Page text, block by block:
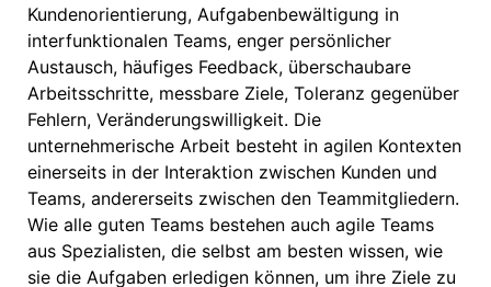
Kundenorientierung, Aufgabenbewältigung in
interfunktionalen Teams, enger persönlicher
Austausch, häufiges Feedback, überschaubare
Arbeitsschritte, messbare Ziele, Toleranz gegenüber
Fehlern, Veränderungswilligkeit. Die
unternehmerische Arbeit besteht in agilen Kontexten
einerseits in der Interaktion zwischen Kunden und
Teams, andererseits zwischen den Teammitgliedern.
Wie alle guten Teams bestehen auch agile Teams
aus Spezialisten, die selbst am besten wissen, wie
sie die Aufgaben erledigen können, um ihre Ziele zu